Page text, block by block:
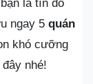
là tín đồ
ngay 5 quán
khó cưỡng
nhé!